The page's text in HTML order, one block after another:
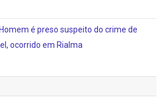
é preso suspeito do crime de
ocorrido em Rialma